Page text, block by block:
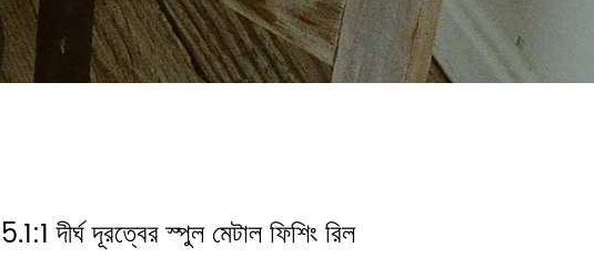
5.1:1 দীর্ঘ দূরত্বের স্পুল মেটাল ফিশিং রিল